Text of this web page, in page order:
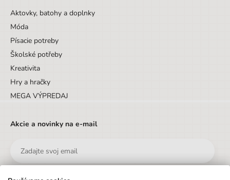
Aktovky, batohy a doplnky
Móda
Písacie potreby
Školské potřeby
Kreativita
Hry a hračky
MEGA VÝPREDAJ
Akcie a novinky na e-mail